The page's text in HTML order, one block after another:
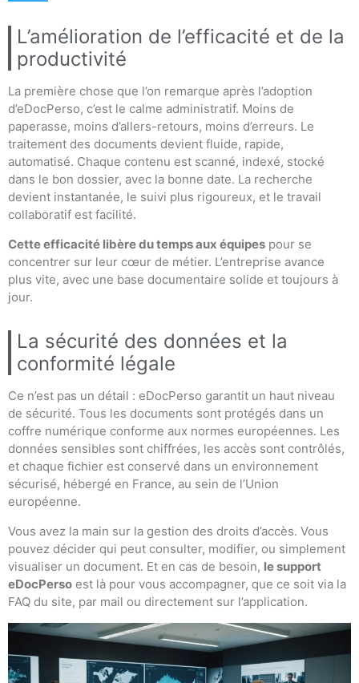
L’amélioration de l’efficacité et de la
productivité
La première chose que l’on remarque après l’adoption
d’eDocPerso, c’est le calme administratif. Moins de
paperasse, moins d’allers-retours, moins d’erreurs. Le
traitement des documents devient fluide, rapide,
automatisé. Chaque contenu est scanné, indexé, stocké
dans le bon dossier, avec la bonne date. La recherche
devient instantanée, le suivi plus rigoureux, et le travail
collaboratif est facilité.
Cette efficacité libère du temps aux équipes pour se
concentrer sur leur cœur de métier. L’entreprise avance
plus vite, avec une base documentaire solide et toujours à
jour.
La sécurité des données et la
conformité légale
Ce n’est pas un détail : eDocPerso garantit un haut niveau
de sécurité. Tous les documents sont protégés dans un
coffre numérique conforme aux normes européennes. Les
données sensibles sont chiffrées, les accès sont contrôlés,
et chaque fichier est conservé dans un environnement
sécurisé, hébergé en France, au sein de l’Union
européenne.
Vous avez la main sur la gestion des droits d’accès. Vous
pouvez décider qui peut consulter, modifier, ou simplement
visualiser un document. Et en cas de besoin, le support
eDocPerso est là pour vous accompagner, que ce soit via la
FAQ du site, par mail ou directement sur l’application.